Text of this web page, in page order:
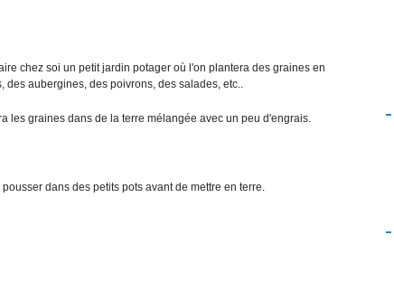
chez soi un petit jardin potager où l'on plantera des graines en
des aubergines, des poivrons, des salades, etc..
les graines dans de la terre mélangée avec un peu d'engrais.
dans des petits pots avant de mettre en terre.